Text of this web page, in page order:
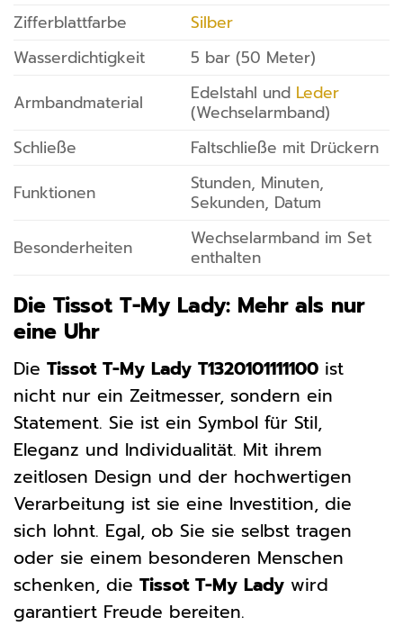
Zifferblattfarbe
Silber
Wasserdichtigkeit
5 bar (50 Meter)
Armbandmaterial
Edelstahl und Leder
(Wechselarmband)
Schließe
Faltschließe mit Drückern
Funktionen
Stunden, Minuten,
Sekunden, Datum
Besonderheiten
Wechselarmband im Set
enthalten
Die Tissot T-My Lady: Mehr als nur
eine Uhr
Die Tissot T-My Lady T1320101111100 ist
nicht nur ein Zeitmesser, sondern ein
Statement. Sie ist ein Symbol für Stil,
Eleganz und Individualität. Mit ihrem
zeitlosen Design und der hochwertigen
Verarbeitung ist sie eine Investition, die
sich lohnt. Egal, ob Sie sie selbst tragen
oder sie einem besonderen Menschen
schenken, die Tissot T-My Lady wird
garantiert Freude bereiten.